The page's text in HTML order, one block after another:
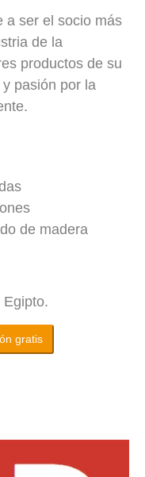
a ser el socio más
de la
productos de su
pasión por la
de madera
gratis